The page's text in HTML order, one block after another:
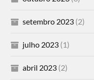
setembro 2023 (2)
julho 2023 (1)
abril 2023 (2)